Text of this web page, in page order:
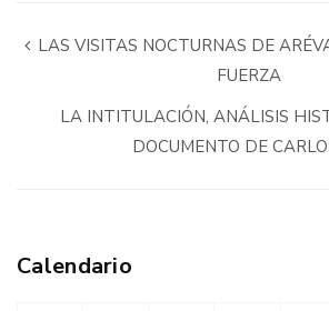
LAS VISITAS NOCTURNAS DE
FUERZA
LA INTITULACIÓN, ANÁLISIS
DOCUMENTO DE
Calendario